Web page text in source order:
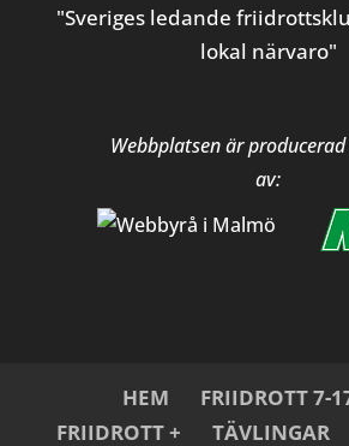
"Sveriges ledande
lokal närvaro"
Webbplatsen är
av:
HEM
FRIIDROTT 7-
FRIIDROTT +
TÄVLINGAR